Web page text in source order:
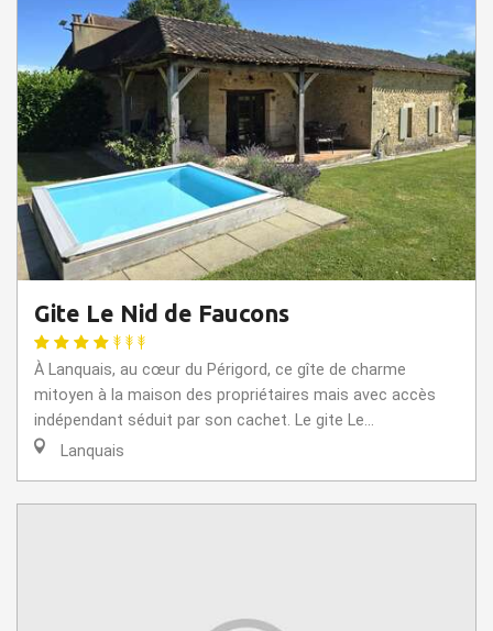
Gite Le Nid de Faucons
À Lanquais, au cœur du Périgord, ce gîte de charme
mitoyen à la maison des propriétaires mais avec accès
indépendant séduit par son cachet. Le gite Le...
Lanquais